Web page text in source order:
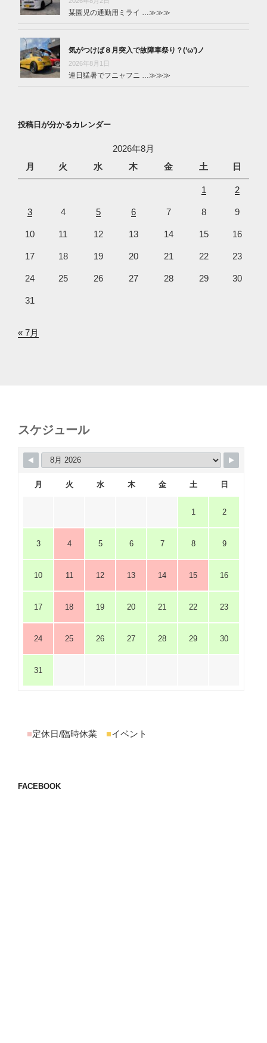
某園児の通勤用ミライ …≫≫≫
気がつけば８月突入で故障車祭り？(‘ω’)ノ
2026年8月1日
連日猛暑でフニャフニ …≫≫≫
投稿日が分かるカレンダー
2026年8月
月
火 水 木 金 土 日
1 2
3 4 5 6 7 8 9
10 11 12 13 14 15 16
17 18 19 20 21 22 23
24 25 26 27 28 29 30
31
« 7月
スケジュール
月 火 水 木 金 土 日
1 2
3 4 5 6 7 8 9
10 11 12 13 14 15 16
17 18 19 20 21 22 23
24 25 26 27 28 29 30
31
■定休日/臨時休業 ■イベント
FACEBOOK